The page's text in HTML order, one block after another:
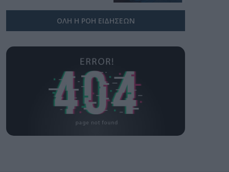
ΟΛΗ Η ΡΟΗ ΕΙΔΗΣΕΩΝ